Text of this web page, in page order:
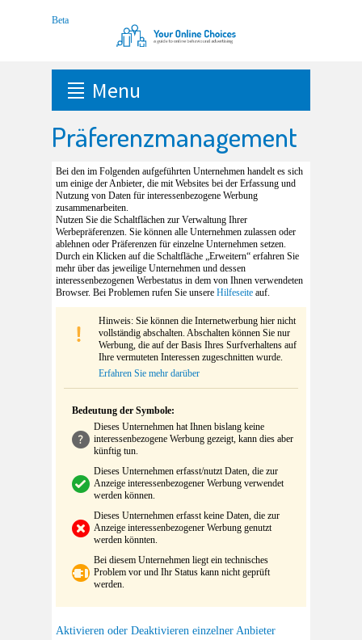
Menu
Präferenzmanagement
Bei den im Folgenden aufgeführten Unternehmen handelt es sich
um einige der Anbieter, die mit Websites bei der Erfassung und
Nutzung von Daten für interessenbezogene Werbung
zusammenarbeiten.
Nutzen Sie die Schaltflächen zur Verwaltung Ihrer
Werbepräferenzen. Sie können alle Unternehmen zulassen oder
ablehnen oder Präferenzen für einzelne Unternehmen setzen.
Durch ein Klicken auf die Schaltfläche „Erweitern“ erfahren Sie
mehr über das jeweilige Unternehmen und dessen
interessenbezogenen Werbestatus in dem von Ihnen verwendeten
Browser. Bei Problemen rufen Sie unsere Hilfeseite auf.
Hinweis: Sie können die Internetwerbung hier nicht
vollständig abschalten. Abschalten können Sie nur
Werbung, die auf der Basis Ihres Surfverhaltens auf
Ihre vermuteten Interessen zugeschnitten wurde.
Erfahren Sie mehr darüber
Bedeutung der Symbole:
Dieses Unternehmen hat Ihnen bislang keine
interessenbezogene Werbung gezeigt, kann dies aber
künftig tun.
Dieses Unternehmen erfasst/nutzt Daten, die zur
Anzeige interessenbezogener Werbung verwendet
werden können.
Dieses Unternehmen erfasst keine Daten, die zur
Anzeige interessenbezogener Werbung genutzt
werden könnten.
Bei diesem Unternehmen liegt ein technisches
Problem vor und Ihr Status kann nicht geprüft
werden.